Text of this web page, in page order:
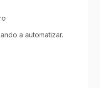
a automatizar.